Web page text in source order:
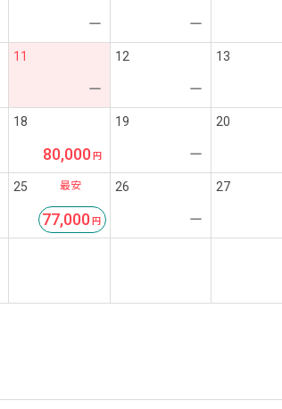
ー ー
11
ー
12
ー
13
18
80,000
19
ー
20
25 最安
77,000
26
ー
27